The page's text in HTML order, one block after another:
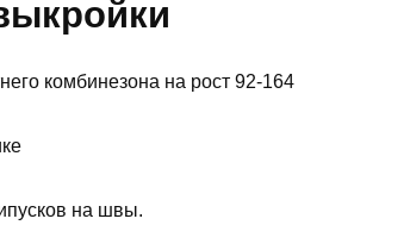
кoмбинeзoнa нa pocт 92-164
нa швы.